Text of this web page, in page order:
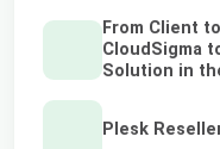
From Client
CloudSigma
Solution in
Plesk